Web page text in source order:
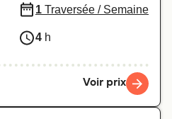
Schweiz (DE)
Україна
المغرب
1 Traversée / Semaine
4 h
Voir prix